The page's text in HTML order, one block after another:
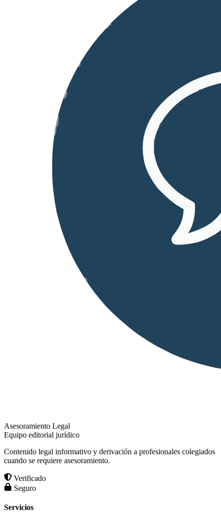
Asesoramiento Legal
Equipo editorial jurídico
Contenido legal informativo y derivación a profesionales colegiados
cuando se requiere asesoramiento.
Verificado
Seguro
Servicios